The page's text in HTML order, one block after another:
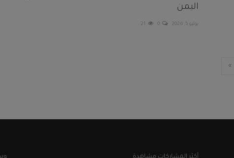
اليمن
يوليو 5, 2026 0
21
»